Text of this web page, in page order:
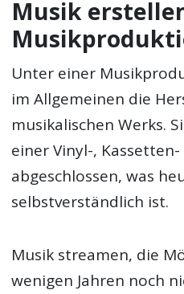
Musik
Unter einer
im Allgemeinen die
musikalischen Werks.
einer Vinyl-,
abgeschlossen, was
selbstverständlich ist.
Musik streamen, die
wenigen Jahren noch